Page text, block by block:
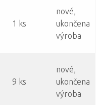
1 ks
nové,
ukončena
výroba
9 ks
nové,
ukončena
výroba